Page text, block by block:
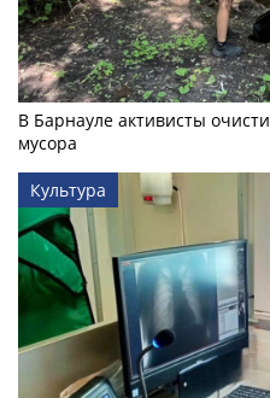
В Барнауле активисты
мусора
Культура